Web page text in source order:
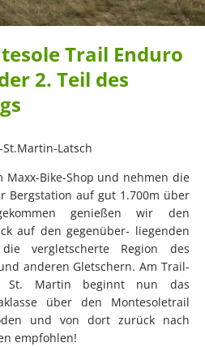
Trail Enduro
2. Teil des
Latsch
Bike-Shop und nehmen die
Bergstation auf gut 1.700m über
genießen wir den
auf den gegenüber- liegenden
vergletscherte Region des
anderen Gletschern. Am Trail-
St. Martin beginnt nun das
über den Montesoletrail
und von dort zurück nach
empfohlen!